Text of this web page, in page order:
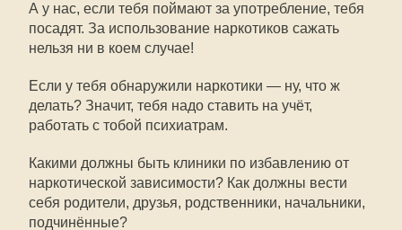
А у нас, если тебя поймают за употребление, тебя
посадят. За использование наркотиков сажать
нельзя ни в коем случае!
Если у тебя обнаружили наркотики — ну, что ж
делать? Значит, тебя надо ставить на учёт,
работать с тобой психиатрам.
Какими должны быть клиники по избавлению от
наркотической зависимости? Как должны вести
себя родители, друзья, родственники, начальники,
подчинённые?